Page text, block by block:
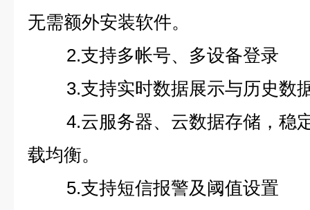
无需额外安装软件。
2.支持多帐号、多设备登录
3.支持实时数据展示与历史数
4.云服务器、云数据存储，稳
载均衡。
5.支持短信报警及阈值设置